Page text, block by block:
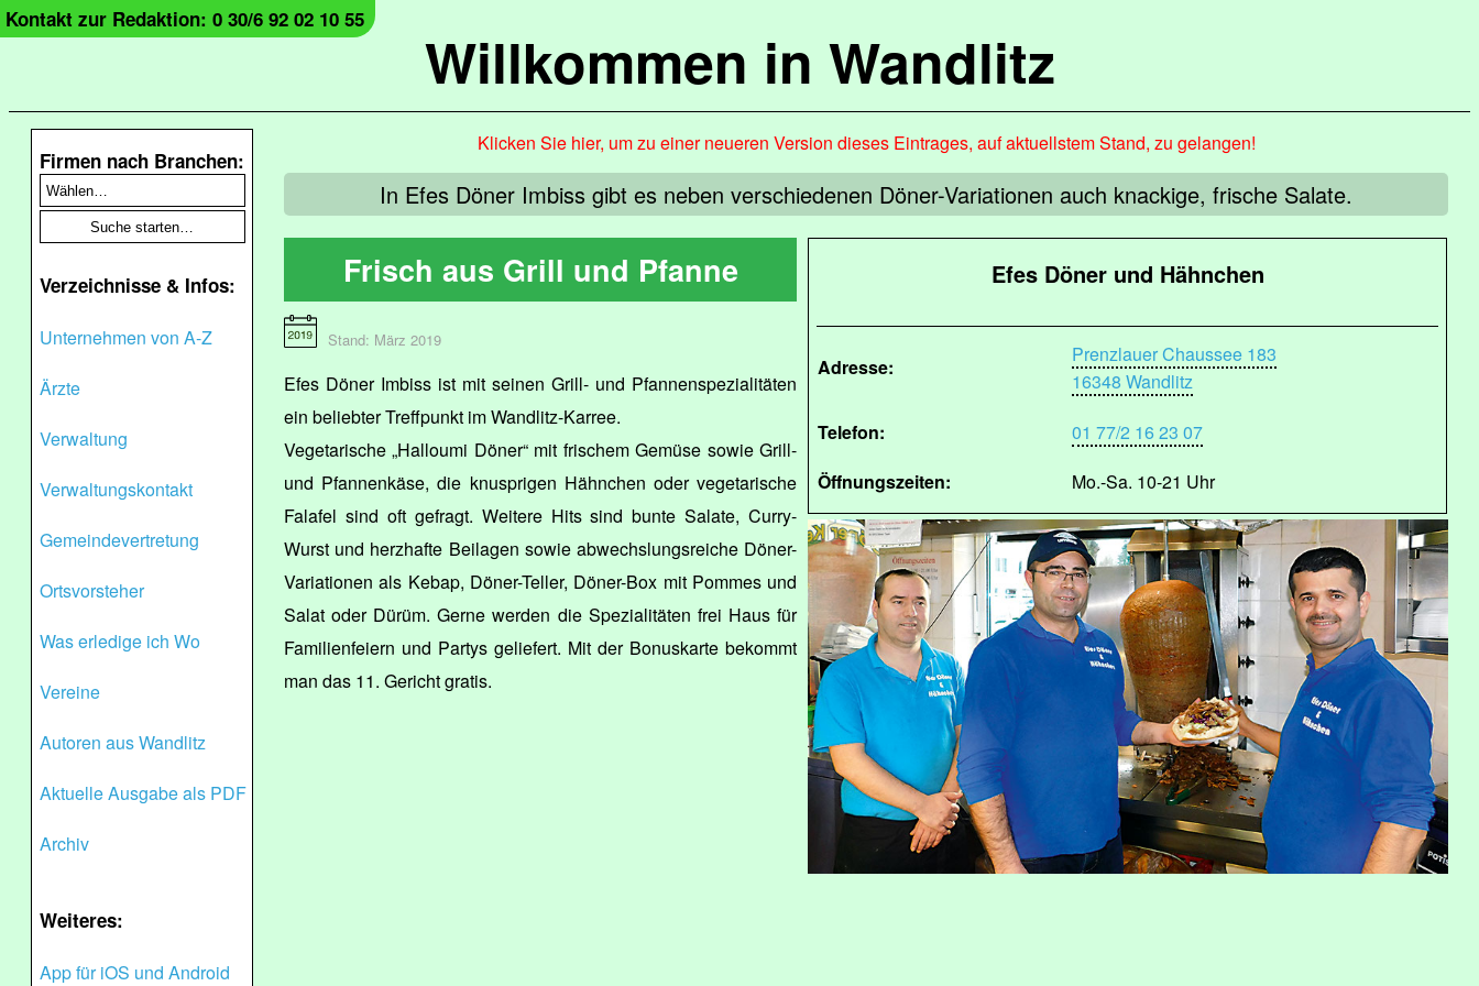
Willkommen in Wandlitz
Kontakt zur Redaktion: 0 30/6 92 02 10 55
Firmen nach Branchen:
Verzeichnisse & Infos:
Unternehmen von A-Z
Ärzte
Verwaltung
Verwaltungskontakt
Gemeindevertretung
Ortsvorsteher
Was erledige ich Wo
Vereine
Autoren aus Wandlitz
Aktuelle Ausgabe als PDF
Archiv
Weiteres:
App für iOS und Android
Klicken Sie hier, um zu einer neueren Version dieses Eintrages, auf aktuellstem Stand, zu gelangen!
In Efes Döner Imbiss gibt es neben verschiedenen Döner-Variationen auch knackige, frische Salate.
Efes Döner und Hähnchen
Adresse:
Prenzlauer Chaussee 183
16348 Wandlitz
Telefon:
01 77/2 16 23 07
Öffnungszeiten:
Mo.-Sa. 10-21 Uhr
Frisch aus Grill und Pfanne
Stand: März 2019
Efes Döner Imbiss ist mit seinen Grill- und Pfannenspezialitäten
ein beliebter Treffpunkt im Wandlitz-Karree.
Vegetarische „Halloumi Döner“ mit frischem Gemüse sowie Grill-
und Pfannenkäse, die knusprigen Hähnchen oder vegetarische
Falafel sind oft gefragt. Weitere Hits sind bunte Salate, Curry-
Wurst und herzhafte Beilagen sowie abwechslungsreiche Döner-
Variationen als Kebap, Döner-Teller, Döner-Box mit Pommes und
Salat oder Dürüm. Gerne werden die Spezialitäten frei Haus für
Familienfeiern und Partys geliefert. Mit der Bonuskarte bekommt
man das 11. Gericht gratis.